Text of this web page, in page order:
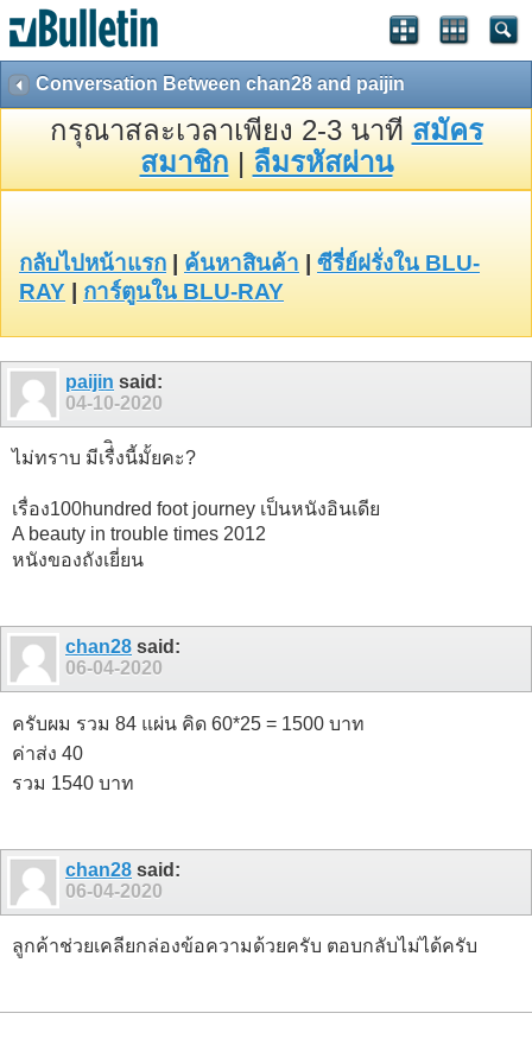
Conversation Between chan28 and paijin
กรุณาสละเวลาเพียง 2-3 นาที สมัคร
สมาชิก | ลืมรหัสผ่าน
กลับไปหน้าแรก ค้นหาสินค้า
ซีรี่ย์ฝรั่งใน BLU-
RAY
การ์ตูนใน BLU-RAY
paijin said:
04-10-2020
ไม่ทราบ มีเรื่ิงนี้มั้ยคะ?
เรื่อง100hundred foot journey เป็นหนังอินเดีย
A beauty in trouble times 2012
หนังของถังเยี่ยน
chan28 said:
06-04-2020
ครับผม รวม 84 แผ่น คิด 60*25 = 1500 บาท
ค่าส่ง 40
รวม 1540 บาท
chan28 said:
06-04-2020
ลูกค้าช่วยเคลียกล่องข้อความด้วยครับ ตอบกลับไม่ได้ครับ